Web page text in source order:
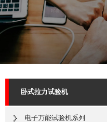
卧式拉力试验机
电子万能试验机系列